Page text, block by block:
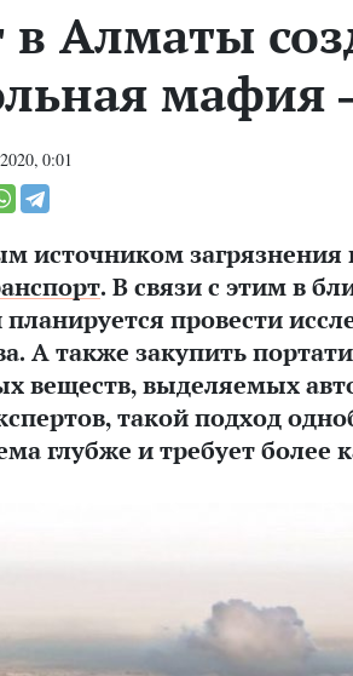
в Алматы
мафия
0:01
источником загрязнения
. В связи с этим в
планируется провести
А также закупить
веществ, выделяемых
такой подход
глубже и требует более